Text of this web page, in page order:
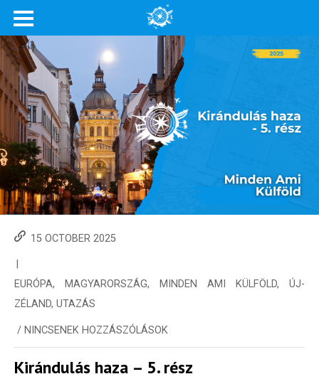
15 OCTOBER 2025
EURÓPA, MAGYARORSZÁG, MINDEN AMI KÜLFÖLD, ÚJ-
ZÉLAND, UTAZÁS
/ NINCSENEK HOZZÁSZÓLÁSOK
Kirándulás haza – 5. rész